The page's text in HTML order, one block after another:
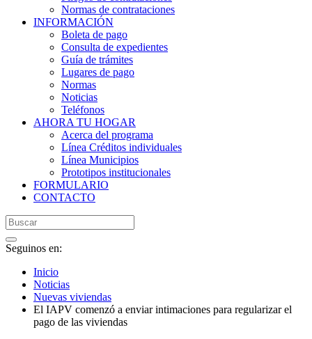
Normas de contrataciones
INFORMACIÓN
Boleta de pago
Consulta de expedientes
Guía de trámites
Lugares de pago
Normas
Noticias
Teléfonos
AHORA TU HOGAR
Acerca del programa
Línea Créditos individuales
Línea Municipios
Prototipos institucionales
FORMULARIO
CONTACTO
Seguinos en:
Inicio
Noticias
Nuevas viviendas
El IAPV comenzó a enviar intimaciones para regularizar el
pago de las viviendas